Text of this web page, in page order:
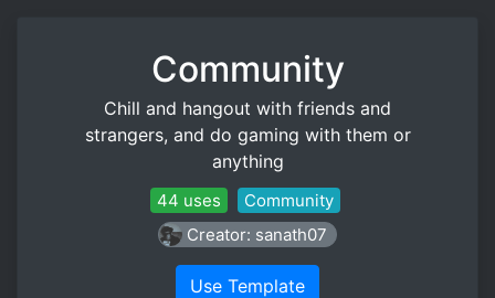
Community
Chill and hangout with friends and
strangers, and do gaming with them or
anything
44 uses
Community
Creator: sanath07
Use Template